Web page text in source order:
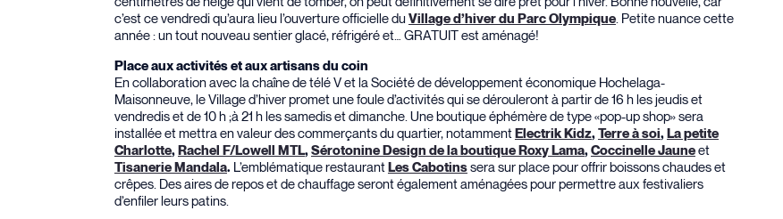
c’est ce vendredi qu’aura lieu l’ouverture officielle du Village d’hiver du Parc Olympique. Petite nuance cette
année : un tout nouveau sentier glacé, réfrigéré et… GRATUIT est aménagé!
Place aux activités et aux artisans du coin
En collaboration avec la chaîne de télé V et la Société de développement économique Hochelaga-
Maisonneuve, le Village d’hiver promet une foule d’activités qui se dérouleront à partir de 16 h les jeudis et
vendredis et de 10 h ;à 21 h les samedis et dimanche. Une boutique éphémère de type «pop-up shop» sera
installée et mettra en valeur des commerçants du quartier, notamment Electrik Kidz, Terre à soi, La petite
Charlotte, Rachel F/Lowell MTL, Sérotonine Design de la boutique Roxy Lama, Coccinelle Jaune et
Tisanerie Mandala. L’emblématique restaurant Les Cabotinssera sur place pour offrir boissons chaudes et
crêpes. Des aires de repos et de chauffage seront également aménagées pour permettre aux festivaliers
d’enfiler leurs patins.